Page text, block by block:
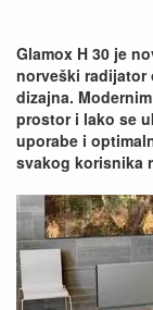
Glamox H 30 je
norveški
dizajna.
prostor i lako se
uporabe i
svakog korisnika